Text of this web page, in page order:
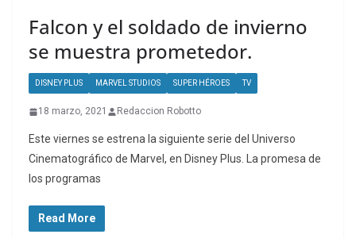
Falcon y el soldado de invierno
se muestra prometedor.
DISNEY PLUS MARVEL STUDIOS SUPER HÉROES TV
18 marzo, 2021 Redaccion Robotto
Este viernes se estrena la siguiente serie del Universo
Cinematográfico de Marvel, en Disney Plus. La promesa de
los programas
Read More